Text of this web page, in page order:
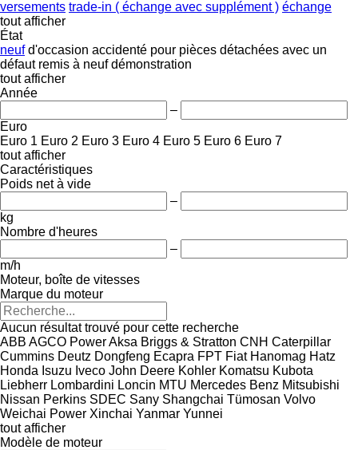
versements trade-in ( échange avec supplément ) échange
tout afficher
État
neuf d'occasion accidenté pour pièces détachées avec un
défaut remis à neuf démonstration
tout afficher
Année
–
Euro
Euro 1 Euro 2 Euro 3 Euro 4 Euro 5 Euro 6 Euro 7
tout afficher
Caractéristiques
Poids net à vide
–
kg
Nombre d'heures
–
m/h
Moteur, boîte de vitesses
Marque du moteur
Aucun résultat trouvé pour cette recherche
ABB AGCO PowerAksa Briggs & Stratton CNH Caterpillar
Cummins Deutz Dongfeng Ecapra FPT Fiat Hanomag Hatz
Honda Isuzu Iveco John Deere Kohler Komatsu Kubota
Liebherr Lombardini Loncin MTU Mercedes Benz Mitsubishi
Nissan Perkins SDEC Sany Shangchai Tümosan Volvo
Weichai Power Xinchai Yanmar Yunnei
tout afficher
Modèle de moteur